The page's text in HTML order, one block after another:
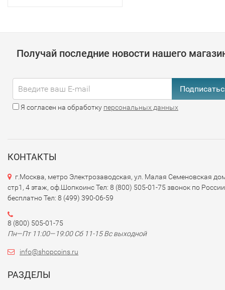
Получай последние новости нашего
Я согласен на обработку персональных данных
КОНТАКТЫ
г.Москва, метро Электрозаводская, ул. Малая Семеновская
стр1, 4 этаж, оф.Шопкоинс Тел: 8 (800) 505-01-75 звонок по России
бесплатно Тел: 8 (499) 390-06-59
8 (800) 505-01-75
Пн—Пт 11:00—19:00 Сб 11-15 Вс выходной
info@shopcoins.ru
РАЗДЕЛЫ